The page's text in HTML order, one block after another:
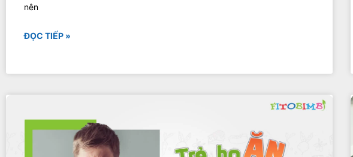
nên
ĐỌC TIẾP »